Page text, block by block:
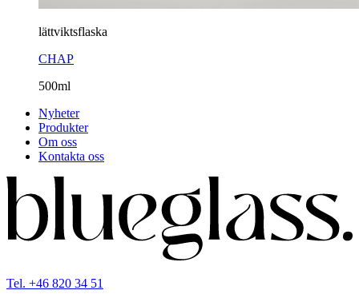
lättviktsflaska
CHAP
500ml
Nyheter
Produkter
Om oss
Kontakta oss
Tel. +46 820 34 51